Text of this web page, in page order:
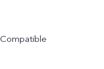
Compatible